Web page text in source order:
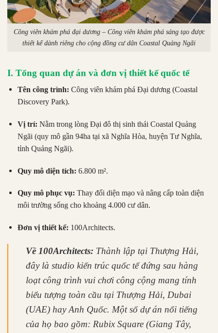
Công viên khám phá đại dương – Công viên khám phá sáng tạo được
thiết kế dành riêng cho cộng đồng cư dân Coastal Quảng Ngãi
I. Tổng quan dự án và đơn vị thiết kế quốc tế
Tên công trình: Công viên khám phá Đại dương (Coastal
Discovery Park).
Vị trí: Nằm trong lòng Đại đô thị sinh thái Coastal Quảng
Ngãi (quy mô gần 94ha tại xã Nghĩa Hòa, huyện Tư Nghĩa,
tỉnh Quảng Ngãi).
Quy mô diện tích: 6.800 m².
Quy mô phục vụ: Thay đổi diện mạo và nâng cấp toàn diện
môi trường sống cho khoảng 4.000 cư dân.
Đơn vị thiết kế: 100Architects.
Về 100Architects: Thành lập tại Thượng Hải,
đây là studio kiến trúc quốc tế đứng sau hàng
loạt công trình vui chơi công cộng mang tính
biểu tượng toàn cầu tại Thượng Hải, Dubai
(UAE) hay Anh Quốc. Một số dự án nổi tiếng
của họ bao gồm: Rubix Square (Giang Tây,